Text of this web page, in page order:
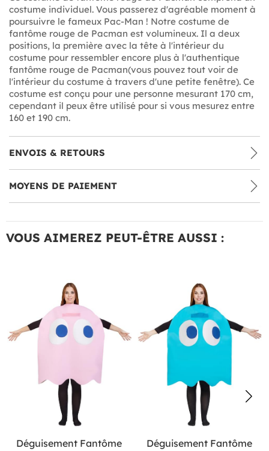
costume individuel. Vous passerez d'agréable moment à
poursuivre le fameux Pac-Man ! Notre costume de
fantôme rouge de Pacman est volumineux. Il a deux
positions, la première avec la tête à l'intérieur du
costume pour ressembler encore plus à l'authentique
fantôme rouge de Pacman(vous pouvez tout voir de
l'intérieur du costume à travers d'une petite fenêtre). Ce
costume est conçu pour une personne mesurant 170 cm,
cependant il peux être utilisé pour si vous mesurez entre
160 et 190 cm.
ENVOIS & RETOURS
MOYENS DE PAIEMENT
VOUS AIMEREZ PEUT-ÊTRE AUSSI :
Déguisement Fantôme
Déguisement Fantôme